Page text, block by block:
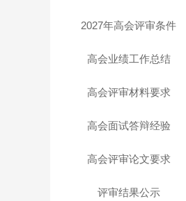
2027年高会评审条件
高会业绩工作总结
高会评审材料要求
高会面试答辩经验
高会评审论文要求
评审结果公示